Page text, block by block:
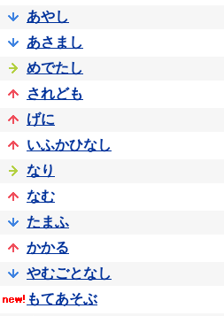
あやし
あさまし
めでたし
されども
げに
いふかひなし
なり
なむ
たまふ
かかる
やむごとなし
もてあそぶ